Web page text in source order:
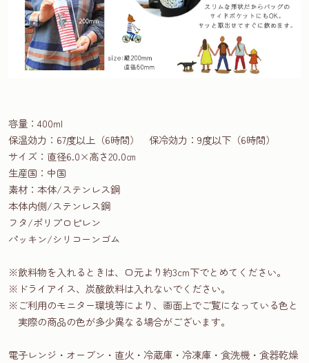
容量：400ml
保温効力：67度以上（6時間） 保冷効力：9度以下（6時間）
サイズ：直径6.0×高さ20.0㎝
生産国：中国
素材：本体/ステンレス鋼
本体内側/ステンレス鋼
フタ/ポリプロピレン
パッキン/シリコーンゴム
※飲料物を入れるときは、口元より約3cm下でとめてください。
※ドライアイス、炭酸飲料は入れないでください。
※ご利用のモニター環境等により、画面上でご覧になっている色と
実際の商品の色が多少異なる場合がございます。
電子レンジ・オーブン・直火・冷蔵庫・冷凍庫・食洗機・食器乾燥